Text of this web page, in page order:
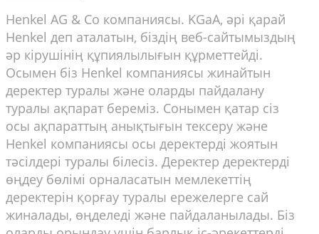
Henkel AG & Co компаниясы. KGaA, әрі қарай
Henkel деп аталатын, біздің веб-сайтымыздың
әр кірушінің құпиялылығын құрметтейді.
Осымен біз Henkel компаниясы жинайтын
деректер туралы және оларды пайдалану
туралы ақпарат береміз. Сонымен қатар сіз
осы ақпараттың анықтығын тексеру және
Henkel компаниясы осы деректерді жоятын
тәсілдері туралы білесіз. Деректер деректерді
өңдеу бөлімі орналасатын мемлекеттің
деректерін қорғау туралы ережелерге сай
жиналады, өңделеді және пайдаланылады. Біз